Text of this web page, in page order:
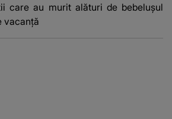
care au murit alături de bebelușul
vacanță